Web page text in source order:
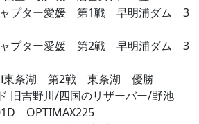
プター愛媛 第1戦 早明浦ダム 3
プター愛媛 第2戦 早明浦ダム 3
東条湖 第2戦 東条湖 優勝
旧吉野川/四国のリザーバー/野池
OPTIMAX225